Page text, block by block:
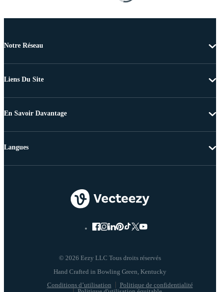
Notre Réseau
Liens Du Site
En Savoir Davantage
© 2026 Eezy LLC Tous droits réservés
Conditions d’utilisation
Politique de confidentialité
Langues